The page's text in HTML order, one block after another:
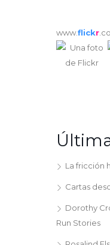
www.flickr
La fricción
Cartas
Dorothy
Run Stories